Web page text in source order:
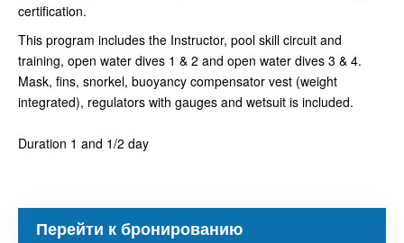
certification.
This program includes the Instructor, pool skill circuit and
training, open water dives 1 & 2 and open water dives 3 & 4.
Mask, fins, snorkel, buoyancy compensator vest (weight
integrated), regulators with gauges and wetsuit is included.
Duration 1 and 1/2 day
Перейти к бронированию